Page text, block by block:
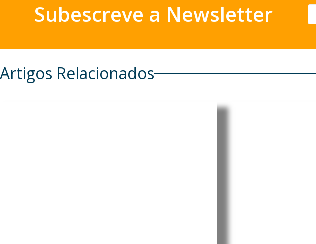
Subescreve a Newsletter
Artigos Relacionados